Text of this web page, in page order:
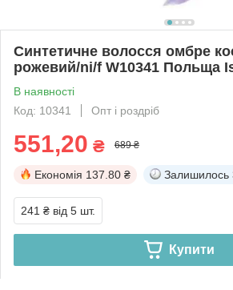
Синтетичне волосся омбре
рожевий/ni/f W10341 Польща
В наявності
Код: 10341
Опт і роздріб
551,20 ₴ 689 ₴
Економія 137.80 ₴ Залишилось
241 ₴ від 5 шт.
Купити